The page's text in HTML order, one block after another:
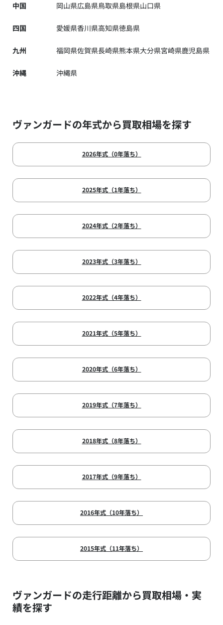
中国 岡山県広島県鳥取県島根県山口県
四国 愛媛県香川県高知県徳島県
九州 福岡県佐賀県長崎県熊本県大分県宮崎県鹿児島県
沖縄 沖縄県
ヴァンガードの年式から買取相場を探す
2026年式（0年落ち）
2025年式（1年落ち）
2024年式（2年落ち）
2023年式（3年落ち）
2022年式（4年落ち）
2021年式（5年落ち）
2020年式（6年落ち）
2019年式（7年落ち）
2018年式（8年落ち）
2017年式（9年落ち）
2016年式（10年落ち）
2015年式（11年落ち）
ヴァンガードの走行距離から買取相場・実
績を探す